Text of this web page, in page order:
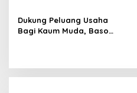
Kesehatan Gratis
Dukung Peluang Usaha
Bagi Kaum Muda, Baso